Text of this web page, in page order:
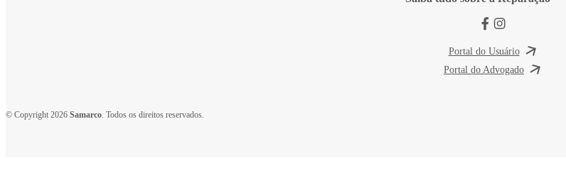
Portal do Usuário
Portal do Advogado
© Copyright 2026 Samarco . Todos os direitos reservados.